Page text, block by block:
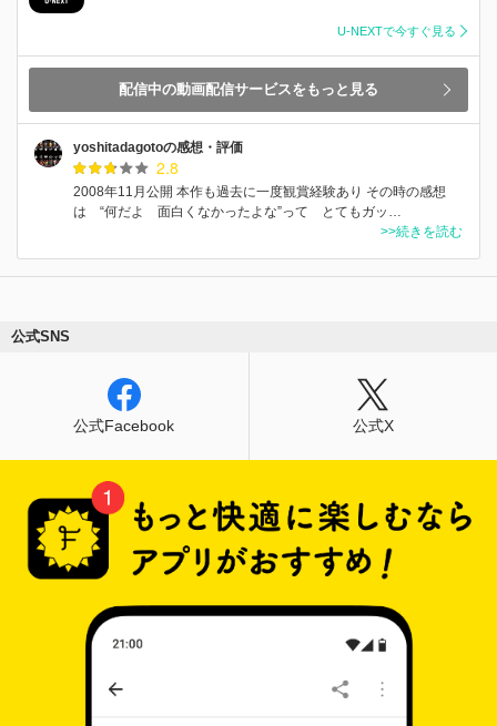
U-NEXTで今すぐ見る
配信中の動画配信サービスをもっと見る
yoshitadagotoの感想・評価
2.8
2008年11月公開 本作も過去に一度観賞経験あり その時の感想
は “何だよ 面白くなかったよな”って とてもガッ…
>>続きを読む
公式SNS
公式Facebook 公式X